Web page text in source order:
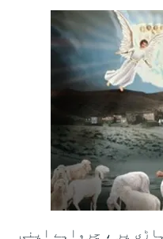
پر ، چرواہے اپنی